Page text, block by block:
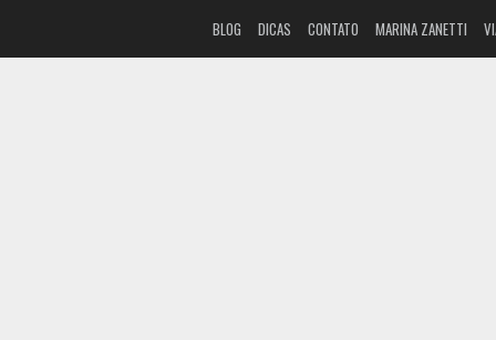
BLOG DICAS CONTATO MARINA ZANETTI